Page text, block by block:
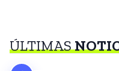
ÚLTIMAS